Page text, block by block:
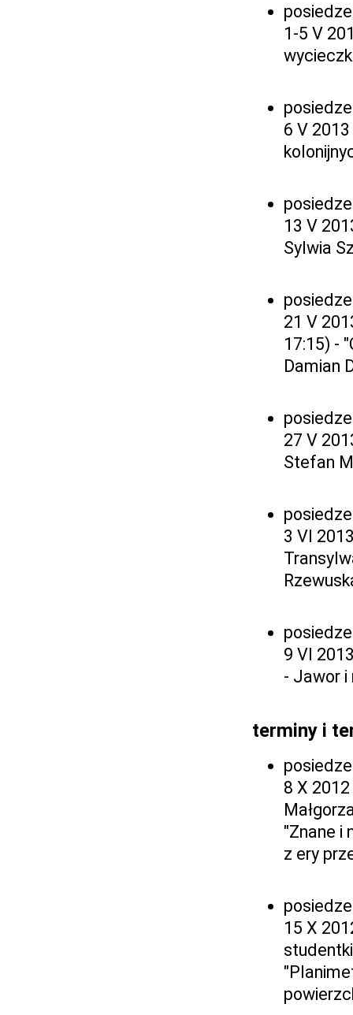
1-5 V
6 V
13 V
Sylwia
21 V
17:15) -
Damian
27 V
Stefan
3 VI
9 VI
- Jawor i
terminy i
8 X
"Znane i
z ery
15 X